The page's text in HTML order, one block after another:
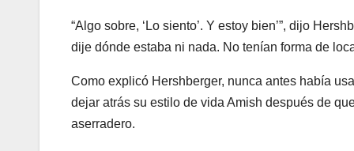
“Algo sobre, ‘Lo siento’. Y estoy bien’”, dijo
dije dónde estaba ni nada. No tenían forma de
Como explicó Hershberger, nunca antes había
dejar atrás su estilo de vida Amish después de
aserradero.